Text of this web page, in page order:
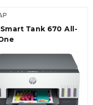
Smart Tank 670 All-